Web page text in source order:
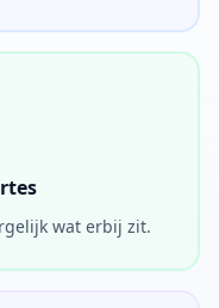
wat erbij zit.